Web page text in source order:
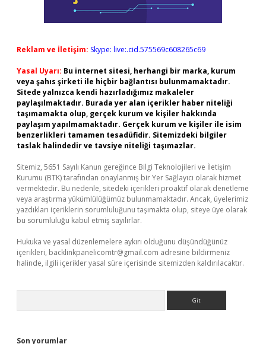
Reklam ve İletişim: Skype: live:.cid.575569c608265c69
Yasal Uyarı: Bu internet sitesi, herhangi bir marka, kurum
veya şahıs şirketi ile hiçbir bağlantısı bulunmamaktadır.
Sitede yalnızca kendi hazırladığımız makaleler
paylaşılmaktadır. Burada yer alan içerikler haber niteliği
taşımamakta olup, gerçek kurum ve kişiler hakkında
paylaşım yapılmamaktadır. Gerçek kurum ve kişiler ile isim
benzerlikleri tamamen tesadüfidir. Sitemizdeki bilgiler
taslak halindedir ve tavsiye niteliği taşımazlar.
Sitemiz, 5651 Sayılı Kanun gereğince Bilgi Teknolojileri ve İletişim
Kurumu (BTK) tarafından onaylanmış bir Yer Sağlayıcı olarak hizmet
vermektedir. Bu nedenle, sitedeki içerikleri proaktif olarak denetleme
veya araştırma yükümlülüğümüz bulunmamaktadır. Ancak, üyelerimiz
yazdıkları içeriklerin sorumluluğunu taşımakta olup, siteye üye olarak
bu sorumluluğu kabul etmiş sayılırlar.
Hukuka ve yasal düzenlemelere aykırı olduğunu düşündüğünüz
içerikleri, backlinkpanelicomtr@gmail.com adresine bildirmeniz
halinde, ilgili içerikler yasal süre içerisinde sitemizden kaldırılacaktır.
Son yorumlar